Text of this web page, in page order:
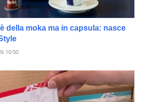
della moka ma in capsula: nasce
10:50